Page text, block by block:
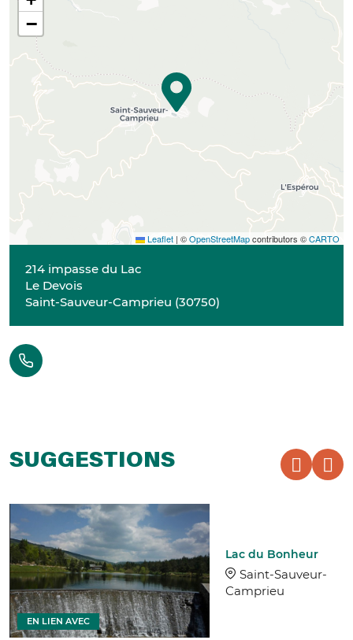
−
Leaflet | ©OpenStreetMapcontributors ©CARTO
214 impasse du Lac
Le Devois
Saint-Sauveur-Camprieu (30750)
SUGGESTIONS
Lac du Bonheur
Saint-Sauveur-
Camprieu
EN LIEN AVEC